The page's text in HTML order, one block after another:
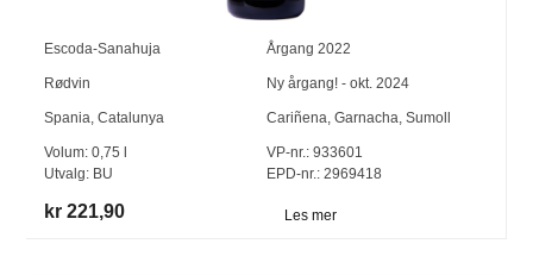
Escoda-Sanahuja Årgang 2022
Rødvin Ny årgang! - okt. 2024
Spania,Catalunya Cariñena, Garnacha, Sumoll
Volum:0,75
Utvalg: BU
VP-nr.:933601
EPD-nr.: 2969418
kr 221,90 Les mer